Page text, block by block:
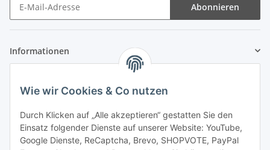
Abonnieren
Informationen
Zahlung & Versand
Wie wir Cookies & Co nutzen
Durch Klicken auf „Alle akzeptieren“ gestatten Sie den
Einsatz folgender Dienste auf unserer Website: YouTube,
Google Dienste, ReCaptcha, Brevo, SHOPVOTE, PayPal